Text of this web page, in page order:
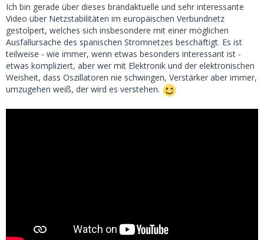
Ich bin gerade über dieses brandaktuelle und sehr interessante
Video über Netzstabilitäten im europäischen Verbundnetz
gestolpert, welches sich insbesondere mit einer möglichen
Ausfallursache des spanischen Stromnetzes beschäftigt. Es ist
teilweise - wie immer, wenn etwas besonders interessant ist -
etwas kompliziert, aber wer mit Elektronik und der elektronischen
Weisheit, dass Oszillatoren nie schwingen, Verstärker aber immer,
umzugehen weiß, der wird es verstehen.